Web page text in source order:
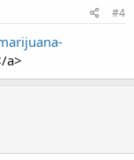
#4
a>